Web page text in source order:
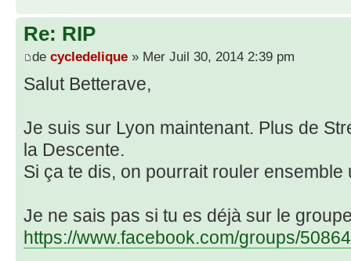
Re: RIP
de cycledelique » Mer Juil 30, 2014 2:39 pm
Salut Betterave,
Je suis sur Lyon maintenant. Plus de
la Descente.
Si ça te dis, on pourrait rouler ensemble
Je ne sais pas si tu es déjà sur le
https://www.facebook.com/groups/